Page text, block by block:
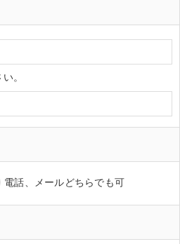
。
電話、メールどちらでも可